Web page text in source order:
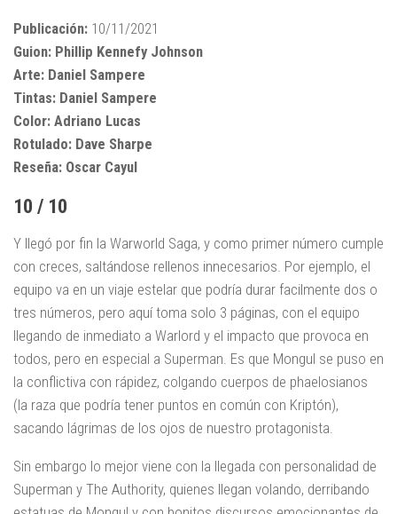
Publicación: 10/11/2021
Guion: Phillip Kennefy Johnson
Arte: Daniel Sampere
Tintas: Daniel Sampere
Color: Adriano Lucas
Rotulado: Dave Sharpe
Reseña: Oscar Cayul
10 / 10
Y llegó por fin la Warworld Saga, y como primer número cumple
con creces, saltándose rellenos innecesarios. Por ejemplo, el
equipo va en un viaje estelar que podría durar facilmente dos o
tres números, pero aquí toma solo 3 páginas, con el equipo
llegando de inmediato a Warlord y el impacto que provoca en
todos, pero en especial a Superman. Es que Mongul se puso en
la conflictiva con rápidez, colgando cuerpos de phaelosianos
(la raza que podría tener puntos en común con Kriptón),
sacando lágrimas de los ojos de nuestro protagonista.
Sin embargo lo mejor viene con la llegada con personalidad de
Superman y The Authority, quienes llegan volando, derribando